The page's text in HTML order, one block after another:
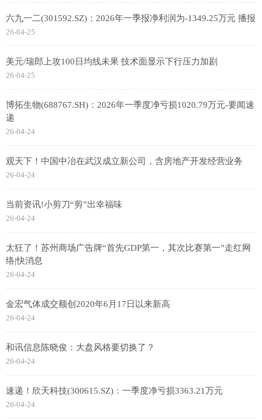
六九一二(301592.SZ)：2026年一季报净利润为-1349.25万元 播报
26-04-25
美元/瑞郎上攻100日均线未果 技术面显示下行压力加剧
26-04-25
博拓生物(688767.SH)：2026年一季度净亏损1020.79万元-要闻速
递
26-04-24
观天下！中国中冶在武汉成立新公司，含房地产开发经营业务
26-04-24
当前资讯!小剪刀“剪”出幸福味
26-04-24
太狂了！苏州商场广告牌“首先GDP第一，其次比赛第一”走红网
络|快消息
26-04-24
金宏气体成交额创2020年6月17日以来新高
26-04-24
和讯信息陈晓俊：大盘风格要切换了？
26-04-24
速递！欣天科技(300615.SZ)：一季度净亏损3363.21万元
26-04-24